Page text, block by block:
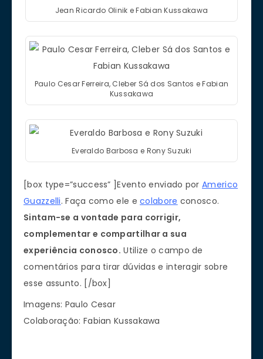
Jean Ricardo Olinik e Fabian Kussakawa
Paulo Cesar Ferreira, Cleber Sá dos Santos e Fabian
Kussakawa
Everaldo Barbosa e Rony Suzuki
[box type=”success” ]Evento enviado por Americo
Guazzelli. Faça como ele ecolabore conosco.
Sintam-se a vontade para corrigir,
complementar e compartilhar a sua
experiência conosco. Utilize o campo de
comentários para tirar dúvidas e interagir sobre
esse assunto. [/box]
Imagens: Paulo Cesar
Colaboração: Fabian Kussakawa